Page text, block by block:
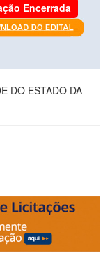
Encerrada
DO ESTADO DA